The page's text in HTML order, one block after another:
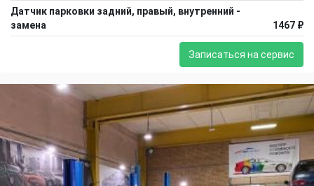
Датчик парковки задний, правый, внутренний -
замена
1467 ₽
Записаться на сервис